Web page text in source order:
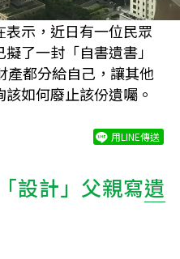
示，近日有一位民眾
了一封「自書遺書」
產都分給自己，讓其他
如何廢止該份遺囑。
用LINE傳送
設計」父親寫遺